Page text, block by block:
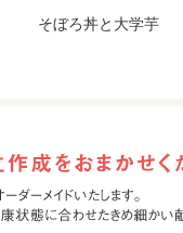
そぼろ丼と大学芋